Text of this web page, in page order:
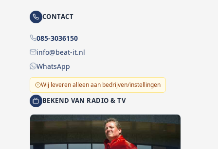
CONTACT
085-3036150
info@beat-it.nl
WhatsApp
Wij leveren alleen aan bedrijven/instellingen
BEKEND VAN RADIO & TV